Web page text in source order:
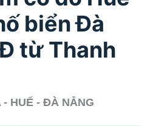
biển Đà
từ Thanh
HUẾ - ĐÀ NẴNG